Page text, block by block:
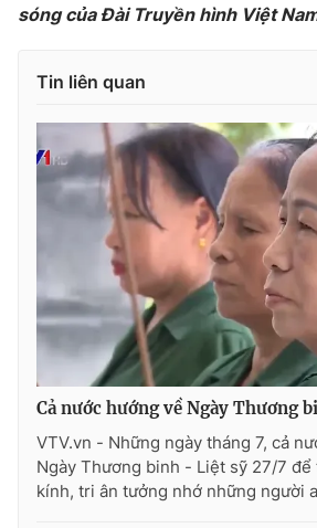
Liên hệ tòa soạn English
THỜI BÁO VTV
Theo dõi báo trên
Cơ quan chủ quản:Đài Truyền hình Việt
Cơ quan báo chí: Thời báo VTV
Giấy phép hoạt động báo in và báo điện
Vũ Thanh Thủy
Phó Tổng Biên tập: Nguyễn Thị Mỹ Hạnh,
Nguyễn Trọng Ninh
sóng của Đài Truyền hình Việt
Tin liên quan
Cả nước hướng về Ngày Thương
VTV.vn - Những ngày tháng 7, cả
Ngày Thương binh - Liệt sỹ 27/7 để
kính, tri ân tưởng nhớ những người